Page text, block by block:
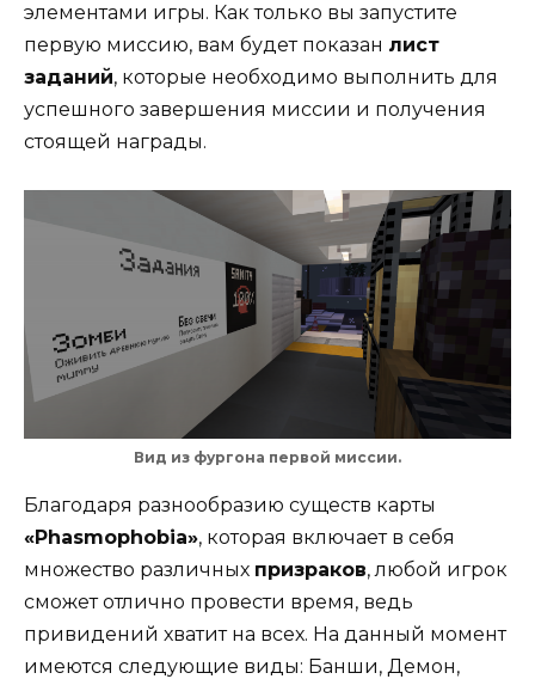
элементами игры. Как только вы запустите
первую миссию, вам будет показан лист
заданий, которые необходимо выполнить для
успешного завершения миссии и получения
стоящей награды.
Вид из фургона первой миссии.
Благодаря разнообразию существ карты
«Phasmophobia», которая включает в себя
множество различных призраков, любой игрок
сможет отлично провести время, ведь
привидений хватит на всех. На данный момент
имеются следующие виды: Банши, Демон,